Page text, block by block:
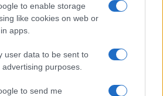
to enable storage
like cookies on web or
apps.
user data to be sent to
purposes.
to send me